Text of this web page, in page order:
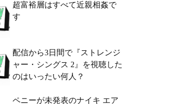
超富裕層はすべて近親相姦で
す
配信から3日間で『ストレンジ
ャー・シングス 2』を視聴した
のはいったい何人？
ペニーが未発表のナイキ エア